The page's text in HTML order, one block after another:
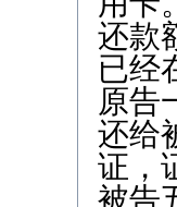
还款
已经
原告
还给
证，
被告